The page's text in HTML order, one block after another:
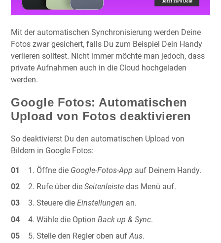
Mit der automatischen Synchronisierung werden Deine
Fotos zwar gesichert, falls Du zum Beispiel Dein Handy
verlieren solltest. Nicht immer möchte man jedoch, dass
private Aufnahmen auch in die Cloud hochgeladen
werden.
Google Fotos: Automatischen
Upload von Fotos deaktivieren
So deaktivierst Du den automatischen Upload von
Bildern in Google Fotos:
Öffne die Google-Fotos-App auf Deinem Handy.
Rufe über dieSeitenleiste das Menü auf.
Steuere dieEinstellungen an.
Wähle die OptionBack up & Sync.
Stelle den Regler oben aufAus.